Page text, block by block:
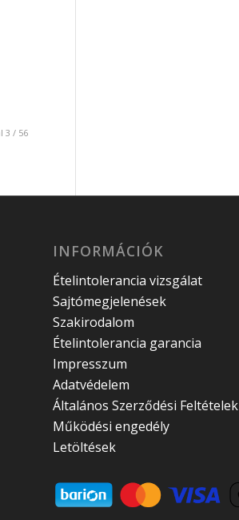
3 / 56
INFORMÁCIÓK
Ételintolerancia vizsgálat
Sajtómegjelenések
Szakirodalom
Ételintolerancia garancia
Impresszum
Adatvédelem
Általános Szerződési Feltételek
Működési engedély
Letöltések